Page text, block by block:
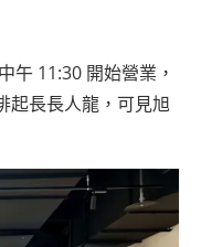
午 11:30 開始營業，
起長長人龍，可見旭